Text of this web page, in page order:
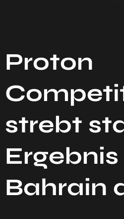
Proton
strebt
Ergebnis
Bahrain